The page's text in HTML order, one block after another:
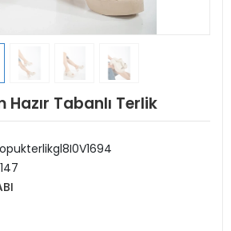
Hazır Tabanlı Terlik